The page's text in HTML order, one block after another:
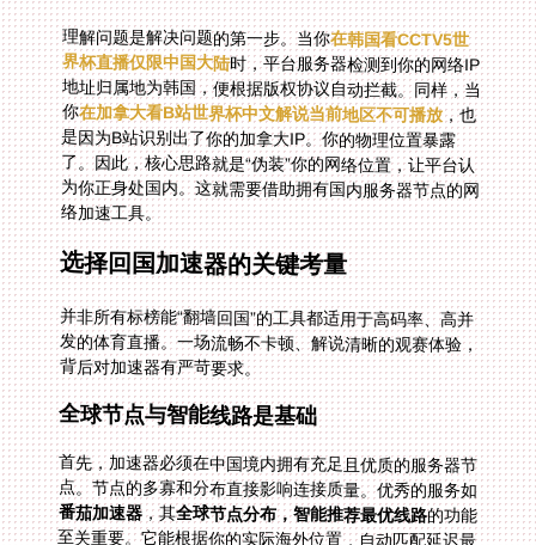
理解问题是解决问题的第一步。当你在韩国看CCTV5世
界杯直播仅限中国大陆时，平台服务器检测到你的网络IP
地址归属地为韩国，便根据版权协议自动拦截。同样，当
你在加拿大看B站世界杯中文解说当前地区不可播放，也
是因为B站识别出了你的加拿大IP。你的物理位置暴露
了。因此，核心思路就是“伪装”你的网络位置，让平台认
为你正身处国内。这就需要借助拥有国内服务器节点的网
络加速工具。
选择回国加速器的关键考量
并非所有标榜能“翻墙回国”的工具都适用于高码率、高并
发的体育直播。一场流畅不卡顿、解说清晰的观赛体验，
背后对加速器有严苛要求。
全球节点与智能线路是基础
首先，加速器必须在中国境内拥有充足且优质的服务器节
点。节点的多寡和分布直接影响连接质量。优秀的服务如
番茄加速器，其全球节点分布，智能推荐最优线路的功能
至关重要。它能根据你的实际海外位置，自动匹配延迟最
低、负载最轻的国内入口，避免你在赛事开场前手忙脚乱